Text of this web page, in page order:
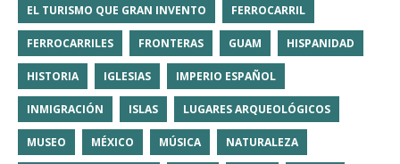
EL TURISMO QUE GRAN INVENTO FERROCARRIL
FERROCARRILES FRONTERAS GUAM HISPANIDAD
HISTORIA IGLESIAS IMPERIO ESPAÑOL
INMIGRACIÓN ISLAS LUGARES ARQUEOLÓGICOS
MUSEO MÉXICO MÚSICA NATURALEZA